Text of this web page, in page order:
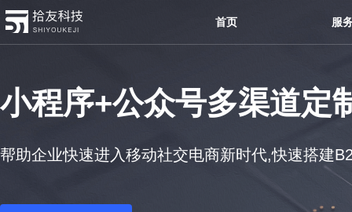
首页 服
小程序+公众号多渠道定
帮助企业快速进入移动社交电商新时代,快速搭建